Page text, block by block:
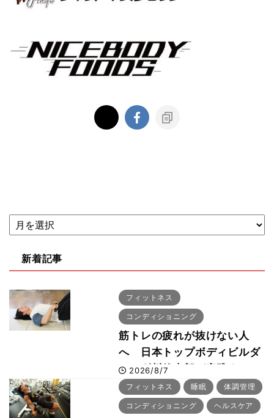
新着記事
フィットネス
コンディショニング
筋トレの疲れが抜けない人
へ 日本トップボディビルダ
ー・刈川啓志郎が実践する
「回復習慣」
2026/8/7
フィットネス 睡眠 体調管理
コンディショニング ヘルスケア